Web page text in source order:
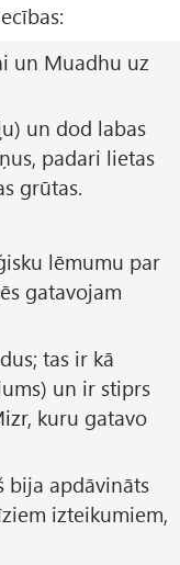
un dod labas
padari lietas
grūtas.
lēmumu par
gatavojam
tas ir kā
un ir stiprs
, kuru gatavo
izteikumiem,